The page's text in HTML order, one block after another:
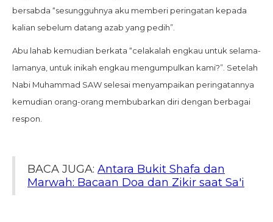
bersabda “sesungguhnya aku memberi peringatan kepada
kalian sebelum datang azab yang pedih”.
Abu lahab kemudian berkata “celakalah engkau untuk selama-
lamanya, untuk inikah engkau mengumpulkan kami?”. Setelah
Nabi Muhammad SAW selesai menyampaikan peringatannya
kemudian orang-orang membubarkan diri dengan berbagai
respon.
BACA JUGA: Antara Bukit Shafa dan
Marwah: Bacaan Doa dan Zikir saat Sa'i